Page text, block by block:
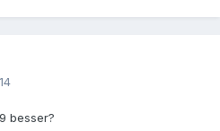
besser?